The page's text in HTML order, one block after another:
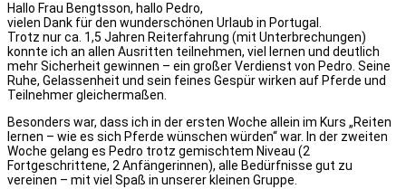
Hallo Frau Bengtsson, hallo Pedro,
vielen Dank für den wunderschönen Urlaub in Portugal.
Trotz nur ca. 1,5 Jahren Reiterfahrung (mit Unterbrechungen)
konnte ich an allen Ausritten teilnehmen, viel lernen und deutlich
mehr Sicherheit gewinnen – ein großer Verdienst von Pedro. Seine
Ruhe, Gelassenheit und sein feines Gespür wirken auf Pferde und
Teilnehmer gleichermaßen.
Besonders war, dass ich in der ersten Woche allein im Kurs „Reiten
lernen – wie es sich Pferde wünschen würden“ war. In der zweiten
Woche gelang es Pedro trotz gemischtem Niveau (2
Fortgeschrittene, 2 Anfängerinnen), alle Bedürfnisse gut zu
vereinen – mit viel Spaß in unserer kleinen Gruppe.